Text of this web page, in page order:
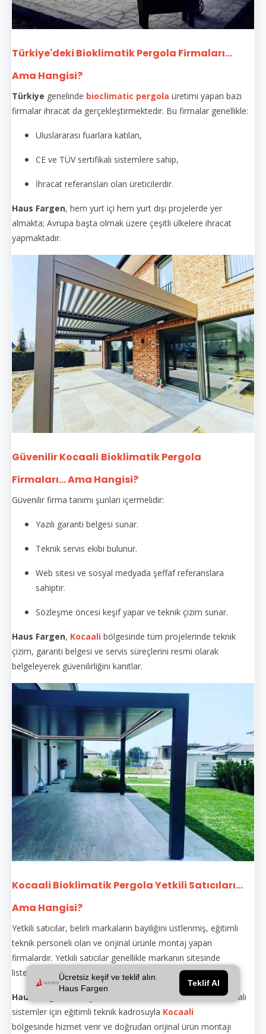
Ücretsiz keşif ve teklif alın.
Haus Fargen
Teklif Al
Türkiye'deki Bioklimatik Pergola Firmaları...
Ama Hangisi?
Türkiye genelinde bioclimatic pergola üretimi yapan bazı
firmalar ihracat da gerçekleştirmektedir. Bu firmalar genellikle:
Uluslararası fuarlara katılan,
CE ve TÜV sertifikalı sistemlere sahip,
İhracat referansları olan üreticilerdir.
Haus Fargen, hem yurt içi hem yurt dışı projelerde yer
almakta; Avrupa başta olmak üzere çeşitli ülkelere ihracat
yapmaktadır.
Güvenilir Kocaali Bioklimatik Pergola
Firmaları... Ama Hangisi?
Güvenilir firma tanımı şunları içermelidir:
Yazılı garanti belgesi sunar.
Teknik servis ekibi bulunur.
Web sitesi ve sosyal medyada şeffaf referanslara
sahiptir.
Sözleşme öncesi keşif yapar ve teknik çizim sunar.
Haus Fargen, Kocaali bölgesinde tüm projelerinde teknik
çizim, garanti belgesi ve servis süreçlerini resmi olarak
belgeleyerek güvenilirliğini kanıtlar.
Kocaali Bioklimatik Pergola Yetkili Satıcıları...
Ama Hangisi?
Yetkili satıcılar, belirli markaların bayiliğini üstlenmiş, eğitimli
teknik personeli olan ve orijinal ürünle montaj yapan
firmalardır. Yetkili satıcılar genellikle markanın sitesinde
listelenir.
Haus Fargen
, hem yetkili satıcı hem de üretici olarak markalı
sistemler için eğitimli teknik kadrosuyla Kocaali
bölgesinde hizmet verir ve doğrudan orijinal ürün montajı